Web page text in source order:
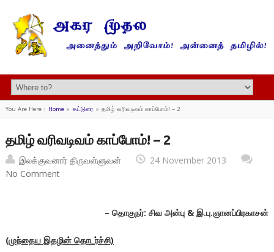
You Are Here : Home» கட்டுரை » தமிழ் வரிவடிவம் காப்போம்! – 2
தமிழ் வரிவடிவம் காப்போம்! – 2
இலக்குவனார் திருவள்ளுவன்
24 November 2013
No Comment
–தொகுநர்: சிவ அன்பு &இ.பு.ஞானப்பிரகாசன்
(முந்தைய இதழின் தொடர்ச்சி)